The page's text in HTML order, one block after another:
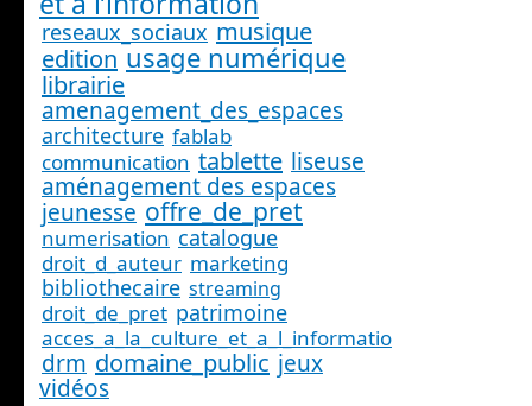
reseaux_sociaux musique
edition usage numérique
librairie
amenagement_des_espaces
architecture fablab
communication tablette liseuse
aménagement des espaces
jeunesse offre_de_pret
numerisation catalogue
droit_d_auteur marketing
bibliothecaire streaming
droit_de_pret patrimoine
acces_a_la_culture_et_a_l_information_
drm domaine_public jeux
vidéos